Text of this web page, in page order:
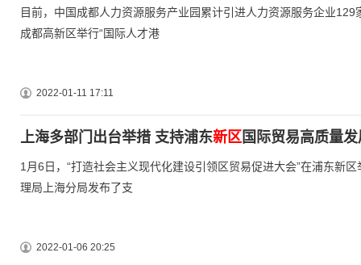
目前，中国成都人力资源服务产业园累计引进人力资源服务企业
成都高新区举行“国际人才港
2022-01-11 17:11
上海多部门出台举措 支持浦东新区国际贸易高质量发
1月6日，“打造社会主义现代化建设引领区贸易促进大会”在浦东新
理局上海分局发布了支
2022-01-06 20:25